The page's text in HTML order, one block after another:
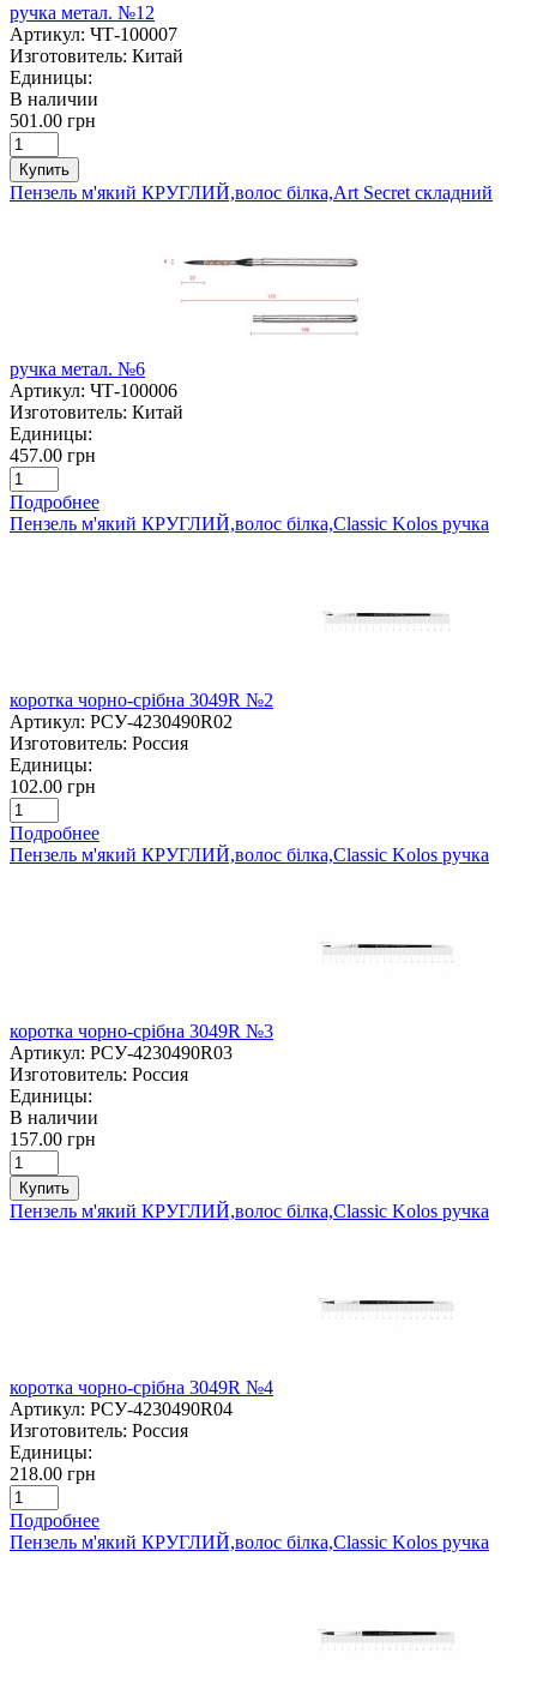
ручка метал. №12
Артикул: ЧТ-100007
Изготовитель: Китай
Единицы:
В наличии
501.00 грн
Купить
Пензель м'який КРУГЛИЙ,волос білка,Art Secret складний
ручка метал. №6
Артикул: ЧТ-100006
Изготовитель: Китай
Единицы:
457.00 грн
Подробнее
Пензель м'який КРУГЛИЙ,волос білка,Classic Kolos ручка
коротка чорно-срібна 3049R №2
Артикул: РСУ-4230490R02
Изготовитель: Россия
Единицы:
102.00 грн
Подробнее
Пензель м'який КРУГЛИЙ,волос білка,Classic Kolos ручка
коротка чорно-срібна 3049R №3
Артикул: РСУ-4230490R03
Изготовитель: Россия
Единицы:
В наличии
157.00 грн
Купить
Пензель м'який КРУГЛИЙ,волос білка,Classic Kolos ручка
коротка чорно-срібна 3049R №4
Артикул: РСУ-4230490R04
Изготовитель: Россия
Единицы:
218.00 грн
Подробнее
Пензель м'який КРУГЛИЙ,волос білка,Classic Kolos ручка